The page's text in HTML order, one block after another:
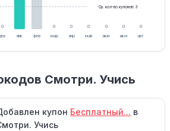
0
янв фев
0
мар
0
апр
0
май
0
июн
0
июл
0
авг
Ср. кол-во купонов: 3
Смотри. Учись
купон Бесплатный... в
Учись